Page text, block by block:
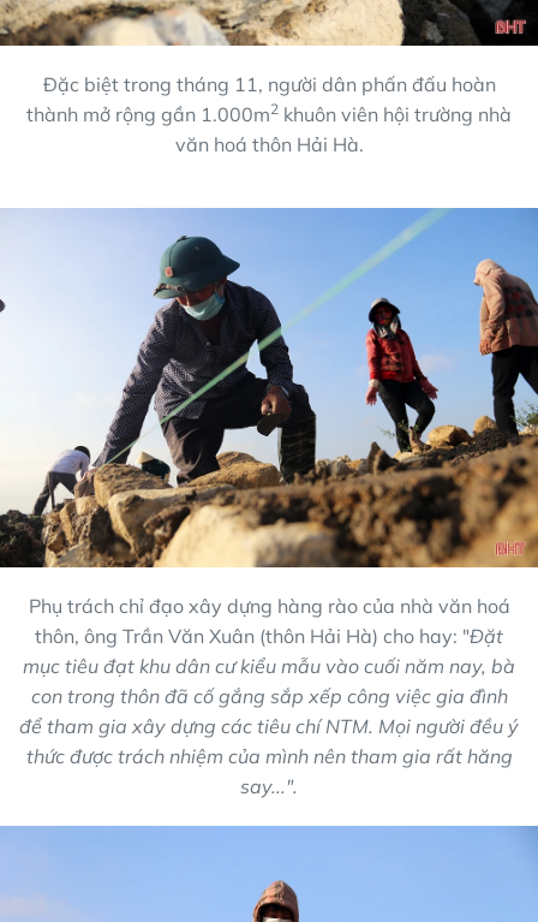
Đặc biệt trong tháng 11, người dân phấn đấu hoàn
thành mở rộng gần 1.000m2 khuôn viên hội trường nhà
văn hoá thôn Hải Hà.
Phụ trách chỉ đạo xây dựng hàng rào của nhà văn hoá
thôn, ông Trần Văn Xuân (thôn Hải Hà) cho hay: "Đặt
mục tiêu đạt khu dân cư kiểu mẫu vào cuối năm nay, bà
con trong thôn đã cố gắng sắp xếp công việc gia đình
để tham gia xây dựng các tiêu chí NTM. Mọi người đều ý
thức được trách nhiệm của mình nên tham gia rất hăng
say...".